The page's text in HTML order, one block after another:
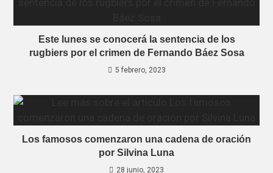
Este lunes se conocerá la sentencia de los
rugbiers por el crimen de Fernando Báez Sosa
5 febrero, 2023
Los famosos comenzaron una cadena de oración
por Silvina Luna
28 junio, 2023